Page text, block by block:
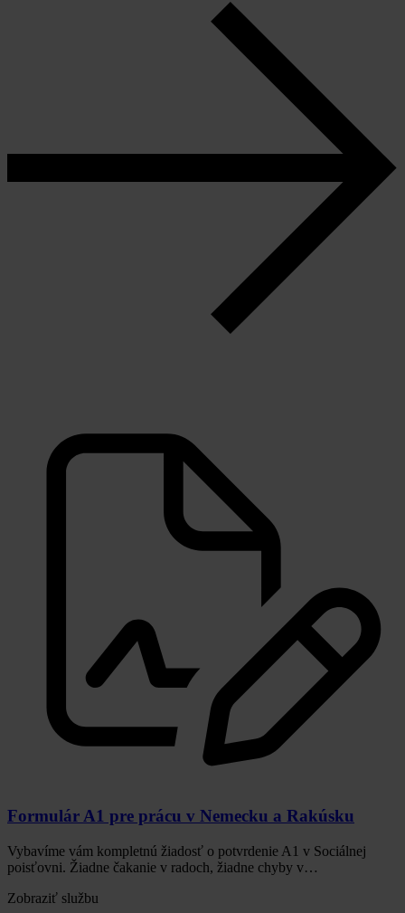
Formulár A1 pre prácu v Nemecku a Rakúsku
Vybavíme vám kompletnú žiadosť o potvrdenie A1 v Sociálnej
poisťovni. Žiadne čakanie v radoch, žiadne chyby v…
Zobraziť službu